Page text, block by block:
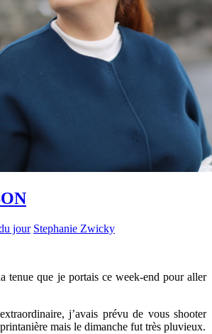
jour Stephanie Zwicky
tenue que je portais ce week-end pour aller
j’avais prévu de vous shooter
mais le dimanche fut très pluvieux.